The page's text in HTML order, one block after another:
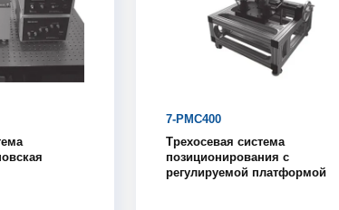
7-PMC400
Трехосевая система
позиционирования с
регулируемой платформой